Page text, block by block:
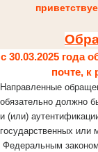
с 30.03.2025 года
почте, к
Направленные
обязательно должно
и (или)
государственных или
Федеральным